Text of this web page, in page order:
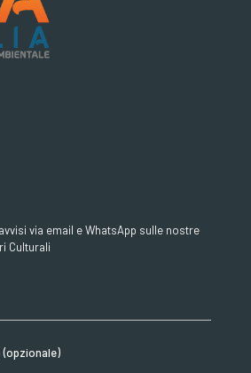
via email e WhatsApp sulle nostre
Culturali
(opzionale)